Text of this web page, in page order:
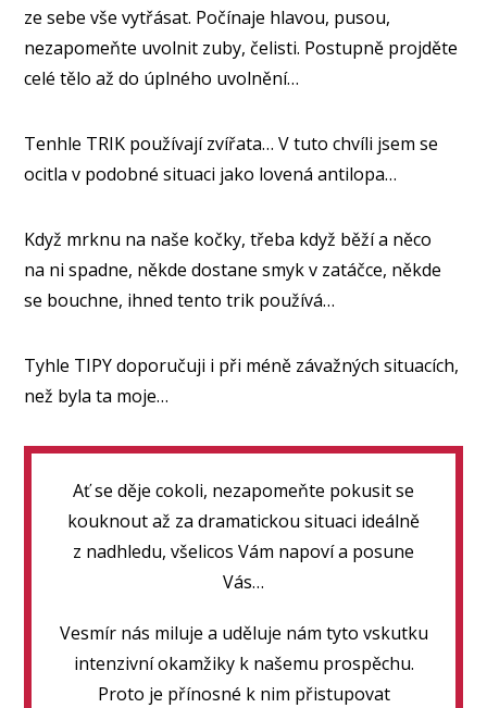
ze sebe vše vytřásat. Počínaje hlavou, pusou,
nezapomeňte uvolnit zuby, čelisti. Postupně projděte
celé tělo až do úplného uvolnění…
Tenhle TRIK používají zvířata… V tuto chvíli jsem se
ocitla v podobné situaci jako lovená antilopa…
Když mrknu na naše kočky, třeba když běží a něco
na ni spadne, někde dostane smyk v zatáčce, někde
se bouchne, ihned tento trik používá…
Tyhle TIPY doporučuji i při méně závažných situacích,
než byla ta moje…
Ať se děje cokoli, nezapomeňte pokusit se
kouknout až za dramatickou situaci ideálně
z nadhledu, všelicos Vám napoví a posune
Vás…
Vesmír nás miluje a uděluje nám tyto vskutku
intenzivní okamžiky k našemu prospěchu.
Proto je přínosné k nim přistupovat